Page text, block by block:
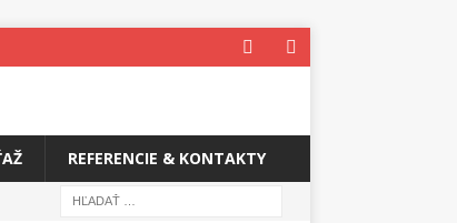
REFERENCIE & KONTAKTY